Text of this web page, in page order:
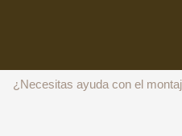
¿Necesitas ayuda con el